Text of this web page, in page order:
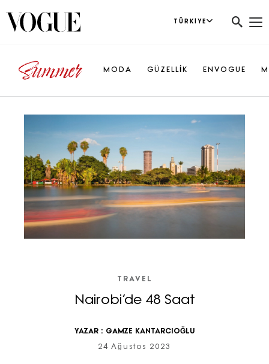
TÜRKIYE
MODA GÜZELLİK ENVOGUE
TRAVEL
Nairobi’de 48 Saat
YAZAR : GAMZE KANTARCIOĞLU
24 Ağustos 2023